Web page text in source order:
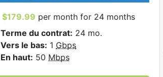
$179.99 per month for 24 months
Terme du contrat: 24 mo.
Vers le bas: 1 Gbps
En haut: 50 Mbps